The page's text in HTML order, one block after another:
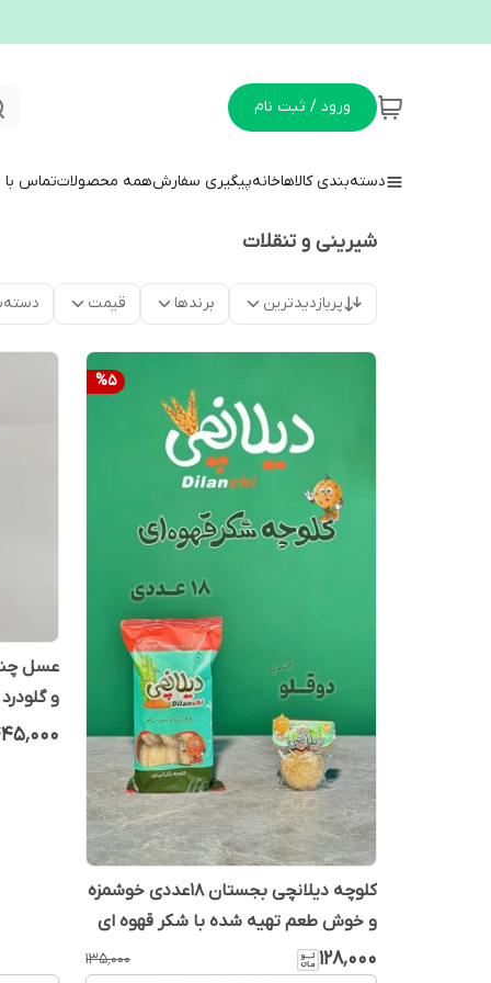
ورود / ثبت نام
دسته‌بندی کالاهاخانهپیگیری سفارشهمه محصولاتتماس با
شیرینی و تنقلات
پربازدیدترین برندها قیمت
%5
کلوچه دیلانچی بجستان 18عددی خوشمزه
و خوش طعم تهیه شده با شکر قهوه ای
و آرد سالم و ..)
۱۲۸٬۰۰۰ ۱۳۵٬۰۰۰
عسل
و
خون